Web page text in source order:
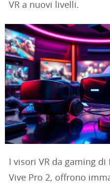
VR a nuovi livelli.
I visori VR da gaming
Vive Pro 2, offrono